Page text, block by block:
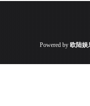
Powered by 欧陆娱